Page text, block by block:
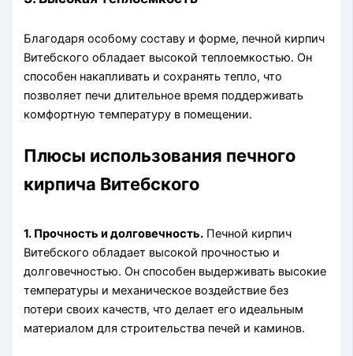
Благодаря особому составу и форме, печной кирпич
Витебского обладает высокой теплоемкостью. Он
способен накапливать и сохранять тепло, что
позволяет печи длительное время поддерживать
комфортную температуру в помещении.
Плюсы использования печного
кирпича Витебского
1. Прочность и долговечность. Печной кирпич
Витебского обладает высокой прочностью и
долговечностью. Он способен выдерживать высокие
температуры и механическое воздействие без
потери своих качеств, что делает его идеальным
материалом для строительства печей и каминов.